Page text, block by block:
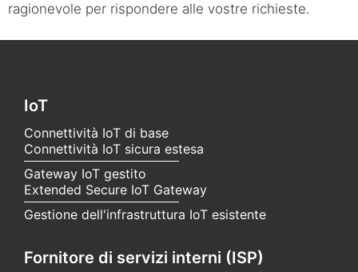
ragionevole per rispondere alle vostre richieste.
IoT
Connettività IoT di base
Connettività IoT sicura estesa
Gateway IoT gestito
Extended Secure IoT Gateway
Gestione dell'infrastruttura IoT esistente
Fornitore di servizi interni (ISP)